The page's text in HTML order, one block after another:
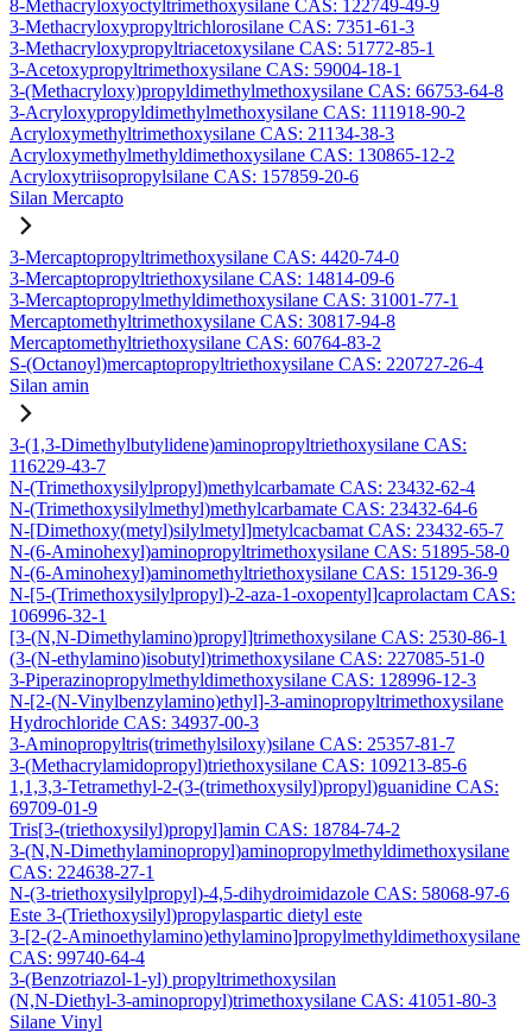
8-Methacryloxyoctyltrimethoxysilane CAS: 122749-49-9
3-Methacryloxypropyltrichlorosilane CAS: 7351-61-3
3-Methacryloxypropyltriacetoxysilane CAS: 51772-85-1
3-Acetoxypropyltrimethoxysilane CAS: 59004-18-1
3-(Methacryloxy)propyldimethylmethoxysilane CAS: 66753-64-8
3-Acryloxypropyldimethylmethoxysilane CAS: 111918-90-2
Acryloxymethyltrimethoxysilane CAS: 21134-38-3
Acryloxymethylmethyldimethoxysilane CAS: 130865-12-2
Acryloxytriisopropylsilane CAS: 157859-20-6
Silan Mercapto
3-Mercaptopropyltrimethoxysilane CAS: 4420-74-0
3-Mercaptopropyltriethoxysilane CAS: 14814-09-6
3-Mercaptopropylmethyldimethoxysilane CAS: 31001-77-1
Mercaptomethyltrimethoxysilane CAS: 30817-94-8
Mercaptomethyltriethoxysilane CAS: 60764-83-2
S-(Octanoyl)mercaptopropyltriethoxysilane CAS: 220727-26-4
Silan amin
3-(1,3-Dimethylbutylidene)aminopropyltriethoxysilane CAS:
116229-43-7
N-(Trimethoxysilylpropyl)methylcarbamate CAS: 23432-62-4
N-(Trimethoxysilylmethyl)methylcarbamate CAS: 23432-64-6
N-[Dimethoxy(metyl)silylmetyl]metylcacbamat CAS: 23432-65-7
N-(6-Aminohexyl)aminopropyltrimethoxysilane CAS: 51895-58-0
N-(6-Aminohexyl)aminomethyltriethoxysilane CAS: 15129-36-9
N-[5-(Trimethoxysilylpropyl)-2-aza-1-oxopentyl]caprolactam CAS:
106996-32-1
[3-(N,N-Dimethylamino)propyl]trimethoxysilane CAS: 2530-86-1
(3-(N-ethylamino)isobutyl)trimethoxysilane CAS: 227085-51-0
3-Piperazinopropylmethyldimethoxysilane CAS: 128996-12-3
N-[2-(N-Vinylbenzylamino)ethyl]-3-aminopropyltrimethoxysilane
Hydrochloride CAS: 34937-00-3
3-Aminopropyltris(trimethylsiloxy)silane CAS: 25357-81-7
3-(Methacrylamidopropyl)triethoxysilane CAS: 109213-85-6
1,1,3,3-Tetramethyl-2-(3-(trimethoxysilyl)propyl)guanidine CAS:
69709-01-9
Tris[3-(triethoxysilyl)propyl]amin CAS: 18784-74-2
3-(N,N-Dimethylaminopropyl)aminopropylmethyldimethoxysilane
CAS: 224638-27-1
N-(3-triethoxysilylpropyl)-4,5-dihydroimidazole CAS: 58068-97-6
Este 3-(Triethoxysilyl)propylaspartic dietyl este
3-[2-(2-Aminoethylamino)ethylamino]propylmethyldimethoxysilane
CAS: 99740-64-4
3-(Benzotriazol-1-yl) propyltrimethoxysilan
(N,N-Diethyl-3-aminopropyl)trimethoxysilane CAS: 41051-80-3
Silane Vinyl